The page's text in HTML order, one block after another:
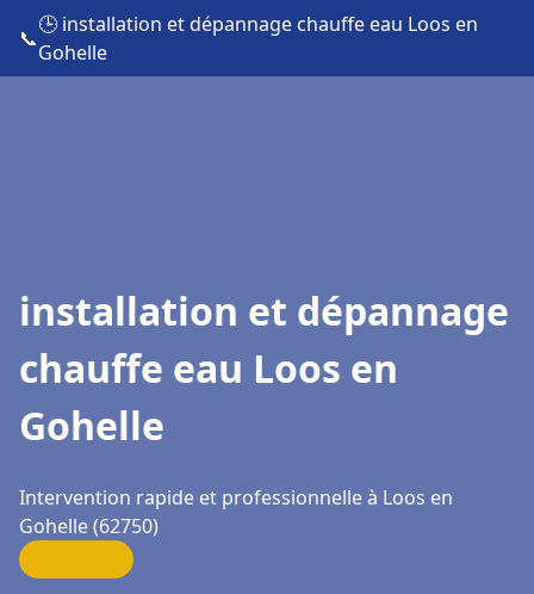
📞
🕒 installation et dépannage chauffe eau Loos en
Gohelle
installation et dépannage
chauffe eau Loos en
Gohelle
Intervention rapide et professionnelle à Loos en
Gohelle (62750)